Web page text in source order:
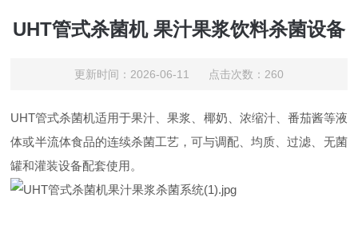
UHT管式杀菌机 果汁果浆饮料杀菌设备
更新时间：2026-06-11 点击次数：260
UHT管式杀菌机适用于果汁、果浆、椰奶、浓缩汁、番茄酱等液
体或半流体食品的连续杀菌工艺，可与调配、均质、过滤、无菌
罐和灌装设备配套使用。